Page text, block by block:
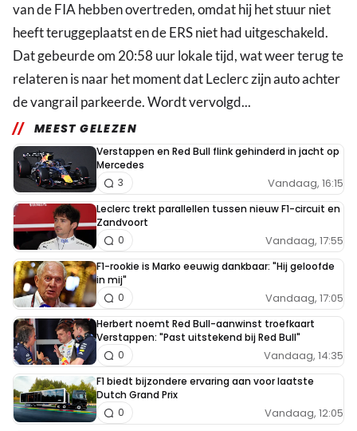
van de FIA hebben overtreden, omdat hij het stuur niet
heeft teruggeplaatst en de ERS niet had uitgeschakeld.
Dat gebeurde om 20:58 uur lokale tijd, wat weer terug te
relateren is naar het moment dat Leclerc zijn auto achter
de vangrail parkeerde. Wordt vervolgd...
MEEST GELEZEN
Verstappen en Red Bull flink gehinderd in jacht op
Mercedes
Vandaag, 16:15
3
Leclerc trekt parallellen tussen nieuw F1-circuit en
Zandvoort
Vandaag, 17:55
0
F1-rookie is Marko eeuwig dankbaar: "Hij geloofde
in mij"
Vandaag, 17:05
0
Herbert noemt Red Bull-aanwinst troefkaart
Verstappen: "Past uitstekend bij Red Bull"
Vandaag, 14:35
0
F1 biedt bijzondere ervaring aan voor laatste
Dutch Grand Prix
Vandaag, 12:05
0